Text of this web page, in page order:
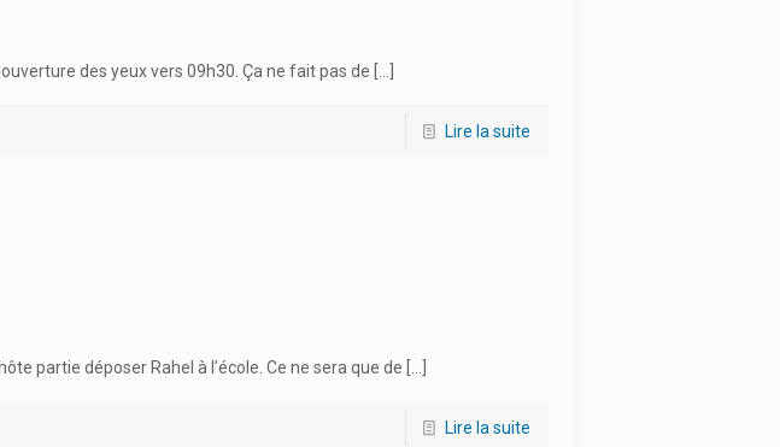
des yeux vers 09h30. Ça ne fait pas de
Lire la suite
partie déposer Rahel à l’école. Ce ne sera que de
Lire la suite